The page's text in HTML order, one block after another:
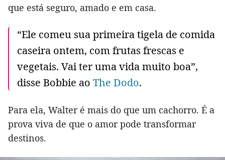
que está seguro, amado e em casa.
“Ele comeu sua primeira tigela de comida
caseira ontem, com frutas frescas e
vegetais. Vai ter uma vida muito boa”,
disse Bobbie ao The Dodo.
Para ela, Walter é mais do que um cachorro. É a
prova viva de que o amor pode transformar
destinos.